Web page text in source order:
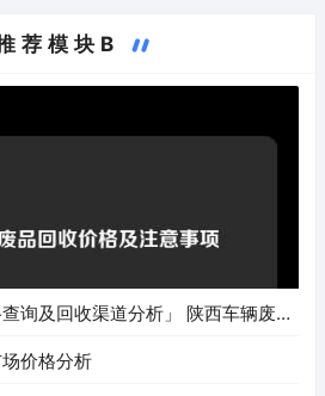
荐模块B
查询及回收渠道分析」 陕西车辆废铁
价格分析